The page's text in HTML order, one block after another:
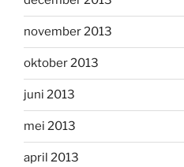
november 2013
oktober 2013
juni 2013
mei 2013
april 2013